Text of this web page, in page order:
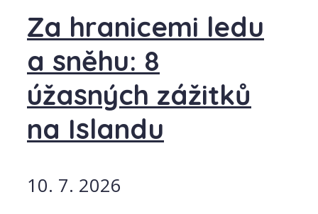
Za hranicemi ledu
a sněhu: 8
úžasných zážitků
na Islandu
10. 7. 2026